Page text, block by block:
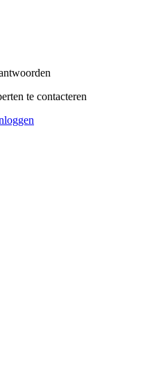
te contacteren